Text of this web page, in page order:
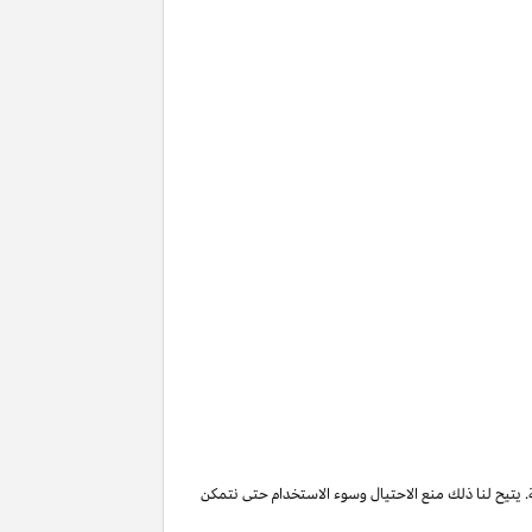
يتيح لنا ذلك منع الاحتيال وسوء الاستخدام حتى نتمكن